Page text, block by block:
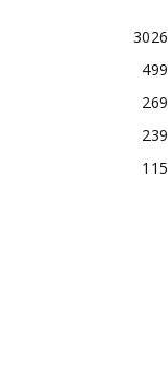
3026
499
269
239
115